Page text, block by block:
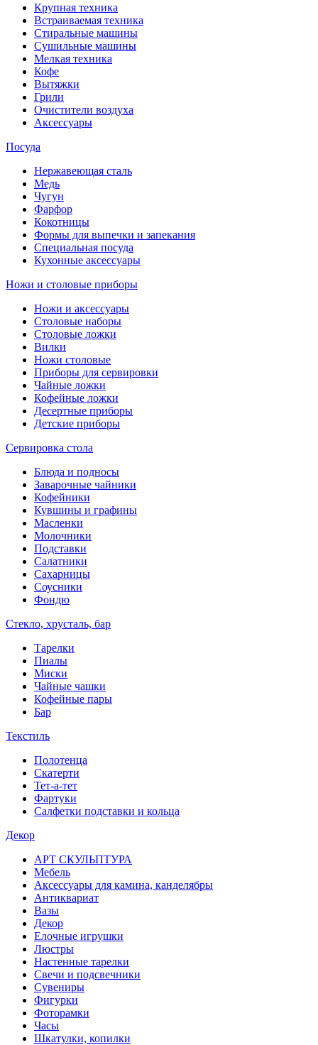
Крупная техника
Встраиваемая техника
Стиральные машины
Сушильные машины
Мелкая техника
Кофе
Вытяжки
Грили
Очистители воздуха
Аксессуары
Посуда
Нержавеющая сталь
Медь
Чугун
Фарфор
Кокотницы
Формы для выпечки и запекания
Специальная посуда
Кухонные аксессуары
Ножи и столовые приборы
Ножи и аксессуары
Столовые наборы
Столовые ложки
Вилки
Ножи столовые
Приборы для сервировки
Чайные ложки
Кофейные ложки
Десертные приборы
Детские приборы
Сервировка стола
Блюда и подносы
Заварочные чайники
Кофейники
Кувшины и графины
Масленки
Молочники
Подставки
Салатники
Сахарницы
Соусники
Фондю
Стекло, хрусталь, бар
Тарелки
Пиалы
Миски
Чайные чашки
Кофейные пары
Бар
Текстиль
Полотенца
Скатерти
Тет-а-тет
Фартуки
Салфетки подставки и кольца
Декор
АРТ СКУЛЬПТУРА
Мебель
Аксессуары для камина, канделябры
Антиквариат
Вазы
Декор
Елочные игрушки
Люстры
Настенные тарелки
Свечи и подсвечники
Сувениры
Фигурки
Фоторамки
Часы
Шкатулки, копилки